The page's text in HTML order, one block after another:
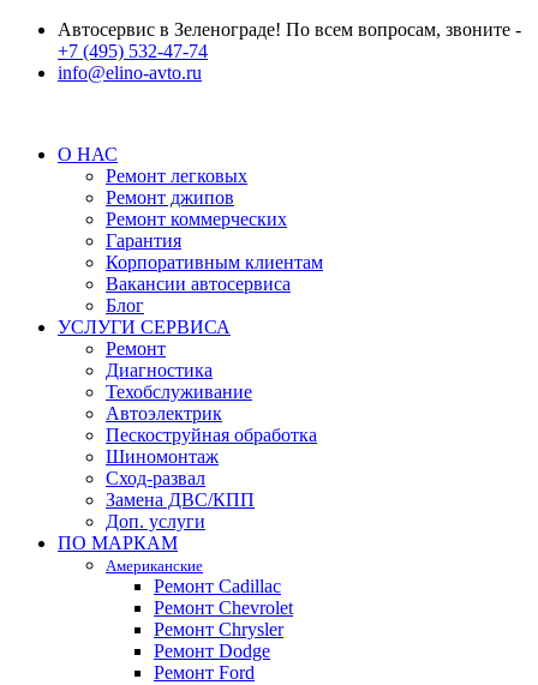
Автосервис в Зеленограде! По всем вопросам, звоните -
+7 (495) 532-47-74
info@elino-avto.ru
О НАС
Ремонт легковых
Ремонт джипов
Ремонт коммерческих
Гарантия
Корпоративным клиентам
Вакансии автосервиса
Блог
УСЛУГИ СЕРВИСА
Ремонт
Диагностика
Техобслуживание
Автоэлектрик
Пескоструйная обработка
Шиномонтаж
Сход-развал
Замена ДВС/КПП
Доп. услуги
ПО МАРКАМ
Американские
Ремонт Cadillac
Ремонт Chevrolet
Ремонт Chrysler
Ремонт Dodge
Ремонт Ford